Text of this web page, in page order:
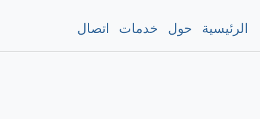
الرئيسية حول خدمات اتصال